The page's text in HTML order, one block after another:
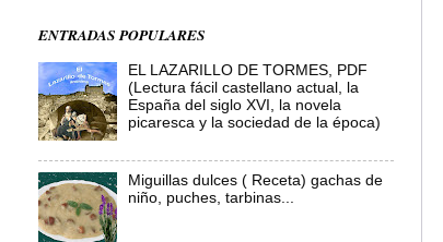
ENTRADAS POPULARES
EL LAZARILLO DE TORMES, PDF
(Lectura fácil castellano actual, la
España del siglo XVI, la novela
picaresca y la sociedad de la época)
Miguillas dulces ( Receta) gachas de
niño, puches, tarbinas...